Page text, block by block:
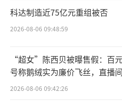
场景渗透率接近60%。
大师燕麦奶推出500ml
产品组成“咖啡大师三
基消费场景，满足中
在途”的多样化场景需求
科达制造近75亿元重组被否
2026-08-06 09:48:59
“超女”陈西贝被曝售假：百
号称鹅绒实为廉价飞丝，直播
百万元
2026-08-06 09:42:26